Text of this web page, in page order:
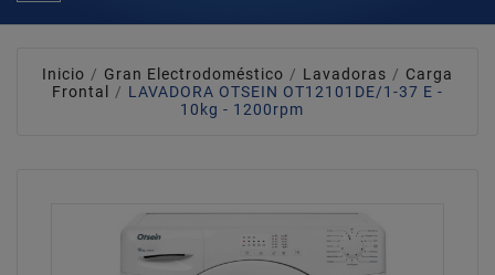
Inicio Gran Electrodoméstico Lavadoras
Carga
Frontal
LAVADORA OTSEIN OT12101DE/1-37 E -
10kg - 1200rpm